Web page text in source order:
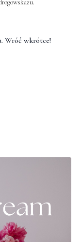
Wróć wkrótce!